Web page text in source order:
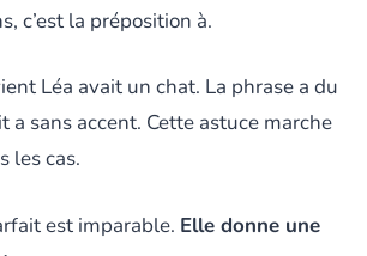
c’est la préposition à.
Léa avait un chat. La phrase a du
a sans accent. Cette astuce marche
les cas.
est imparable. Elle donne une